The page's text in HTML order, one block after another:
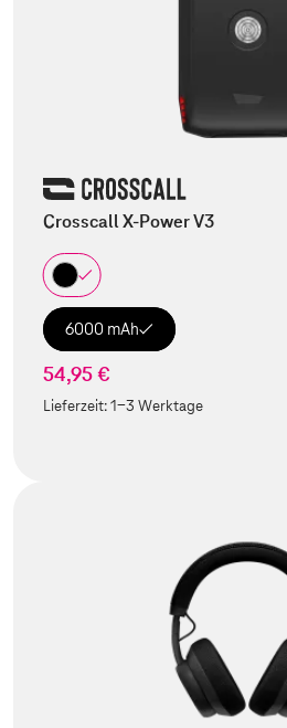
Crosscall X-Power V3
6000 mAh
54,95 €
Lieferzeit:1-3 Werktage